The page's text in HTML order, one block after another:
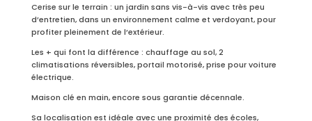
Cerise sur le terrain : un jardin sans vis-à-vis avec très peu
d’entretien, dans un environnement calme et verdoyant, pour
profiter pleinement de l’extérieur.
Les + qui font la différence : chauffage au sol, 2
climatisations réversibles, portail motorisé, prise pour voiture
électrique.
Maison clé en main, encore sous garantie décennale.
Sa localisation est idéale avec une proximité des écoles,